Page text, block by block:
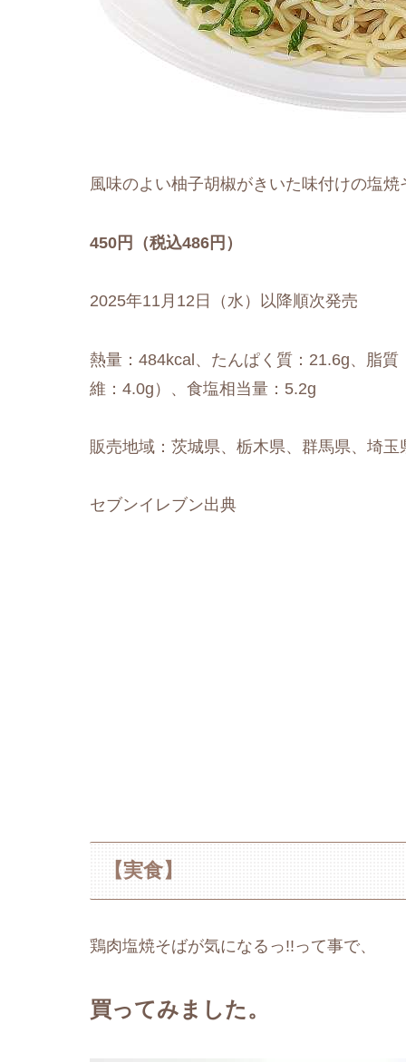
風味のよい柚子胡椒がきいた味付けの塩焼
450円（税込486円）
2025年11月12日（水）以降順次発売
熱量：484kcal、たんぱく質：21.6g、脂
維：4.0g）、食塩相当量：5.2g
販売地域：茨城県、栃木県、群馬県、埼玉
セブンイレブン出典
【実食】
鶏肉塩焼そばが気になるっ!!って事で、
買ってみました。